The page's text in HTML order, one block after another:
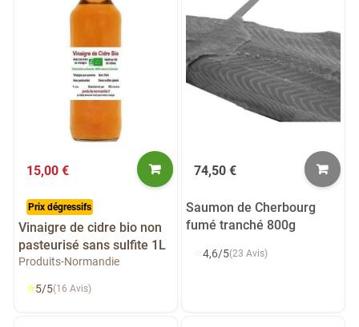
15,00 €
Prix dégressifs
Vinaigre de cidre bio non
pasteurisé sans sulfite 1L
Produits-Normandie
⭐5/5(16 Avis)
74,50 €
Saumon de Cherbourg
fumé tranché 800g
⭐4,6/5(23 Avis)